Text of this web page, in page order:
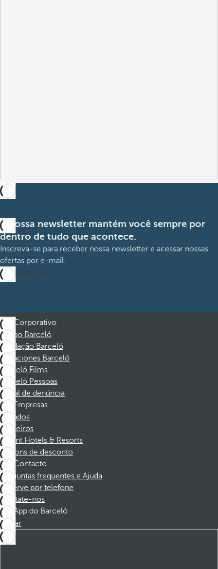
A nossa newsletter mantém você sempre por
dentro de tudo que acontece.
Inscreva-se para receber nossa newsletter e acessar nossas
ofertas por e-mail.
Inscrever-me
Corporativo
Grupo Barceló
Fundação Barceló
Vacaciones Barceló
Barceló Films
Barceló Pessoas
Canal de denúncia
Empresas
Afiliados
Parceiros
Dorint Hotels & Resorts
Cupons de desconto
Contacto
Perguntas frequentes e Ajuda
Reserve por telefone
Contate-nos
App do Barceló
Baixar